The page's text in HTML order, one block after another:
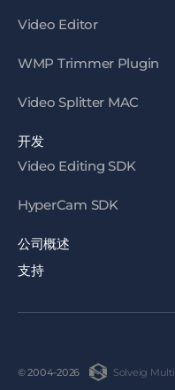
Video Editor
WMP Trimmer Plugin
Video Splitter MAC
开发
Video Editing SDK
HyperCam SDK
公司概述
支持
© 2004-2026 Solveig